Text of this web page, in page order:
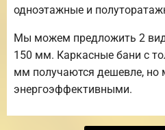
одноэтажные и
Мы можем предложить 2
150 мм. Каркасные бани с
мм получаются дешевле, но
энергоэффективными.